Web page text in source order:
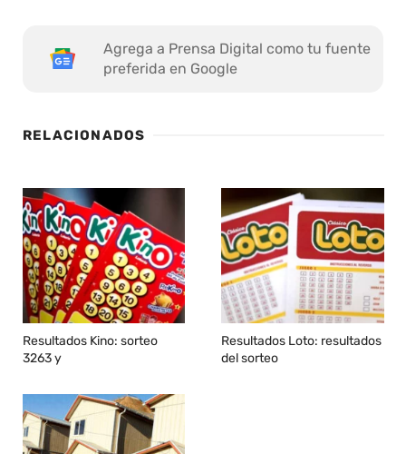
Agrega a Prensa Digital como tu fuente
preferida en Google
RELACIONADOS
Resultados Kino: sorteo
3263 y
Resultados Loto: resultados
del sorteo